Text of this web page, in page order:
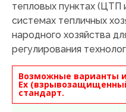
тепловых пунктах (ЦТП
системах тепличных
народного хозяйства
регулирования
Возможные варианты
Ex
стандарт.